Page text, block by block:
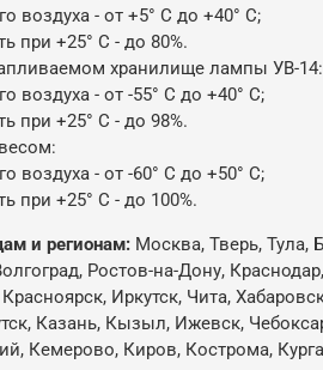
воздуха - от +5° С до +40° С;
при +25° С - до 80%.
хранилище лампы УВ-14:
воздуха - от -55° С до +40° С;
при +25° С - до 98%.
воздуха - от -60° С до +50° С;
при +25° С - до 100%.
и регионам: Москва, Тверь, Тула,
Ростов-на-Дону,
Иркутск, Чита,
Казань, Кызыл, Ижевск,
Кемерово, Киров, Кострома,